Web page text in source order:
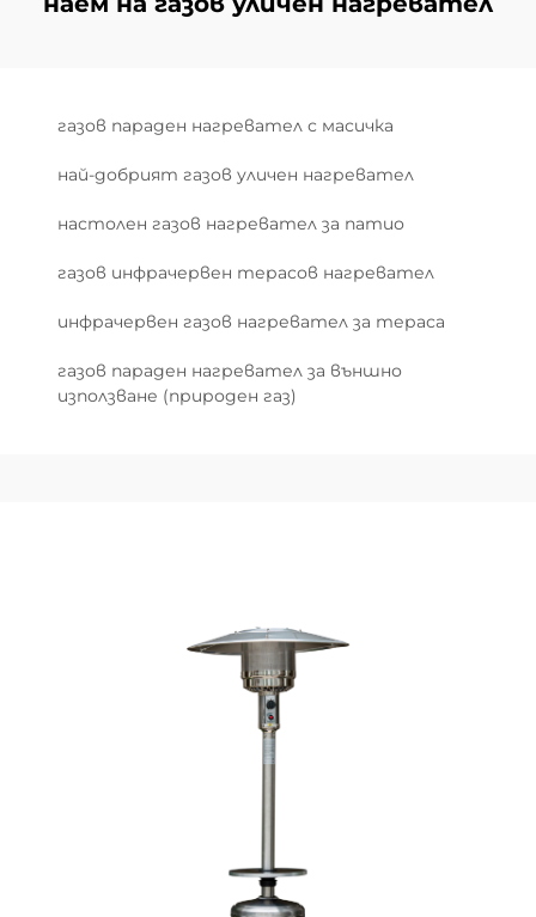
газов параден нагревател с масичка
най-добрият газов уличен нагревател
настолен газов нагревател за патио
газов инфрачервен терасов нагревател
инфрачервен газов нагревател за тераса
газов параден нагревател за външно
използване (природен газ)